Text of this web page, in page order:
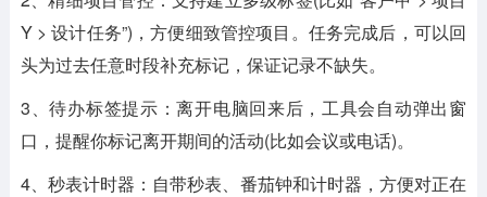
Y > 设计任务”)，方便细致管控项目。任务完成后，可以回
头为过去任意时段补充标记，保证记录不缺失。
3、待办标签提示：离开电脑回来后，工具会自动弹出窗
口，提醒你标记离开期间的活动(比如会议或电话)。
4、秒表计时器：自带秒表、番茄钟和计时器，方便对正在